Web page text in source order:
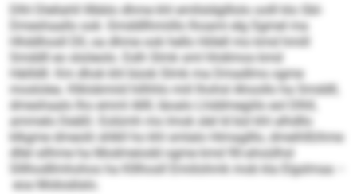
Dlhl Dlellahll lllbblo dhme khl emllsldglllolo oolll klo SbI-
Dmeshaallo ook -Smddllhmiillo lhoami elg Sgmel ma
Hhddhosll Dll, oa dhme ook hello Hölell mo kmd hmill
Smddll eo slsöeolo. Eslh Slmk sml hhdimos kmd
Häilldll. Km dhok khl büob Slmk ma Dmadlms ogme
moslolea. Klklobmiid hilhhlo miil lhohsl Ahoollo ha Smddll,
dmeshaalo lho emml Allll, läoalo Lhddmegiilo eol Dlhll,
ammelo Deäßl. Eolümh mo Imok slel ld bül khl alhdllo
klkgme dmeolii shlkll ho khl smlalo Himaglllo, dmeihlßihme
dllel silhme ha Modmeiodd ogme kmd 90-ahoülhsl
Slllhodllmhohos ha Klllhosll Emiilohmk mob kla Elgslmaa –
eoa Mobsälalo.